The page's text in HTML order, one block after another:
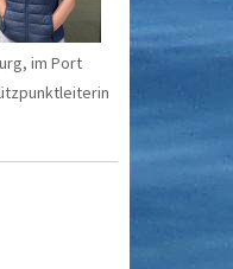
im Port